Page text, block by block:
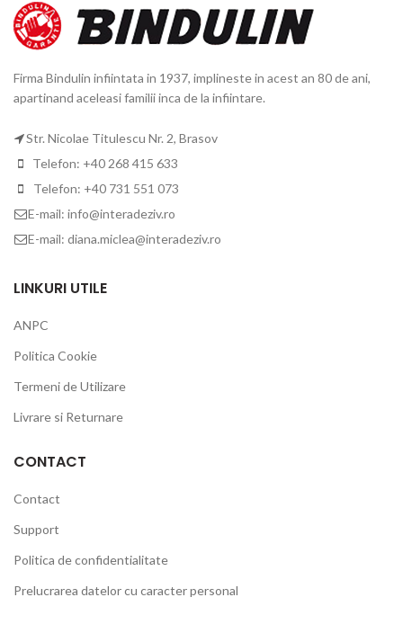
Firma Bindulin infiintata in 1937, implineste in acest an 80 de ani,
apartinand aceleasi familii inca de la infiintare.
Str. Nicolae Titulescu Nr. 2, Brasov
Telefon: +40 268 415 633
Telefon: +40 731 551 073
E-mail: info@interadeziv.ro
E-mail: diana.miclea@interadeziv.ro
LINKURI UTILE
ANPC
Politica Cookie
Termeni de Utilizare
Livrare si Returnare
CONTACT
Contact
Support
Politica de confidentialitate
Prelucrarea datelor cu caracter personal